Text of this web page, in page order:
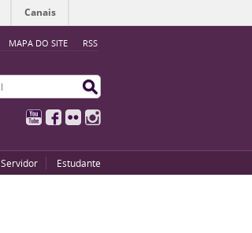
MAPA DO SITE RSS
Canais
YouTubeFacebook
Flickr
Servidor Estudante